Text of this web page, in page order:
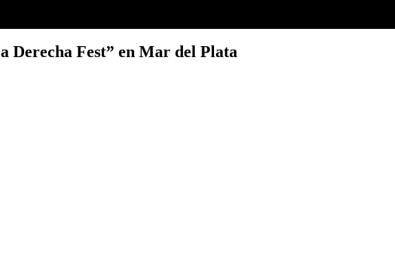
Derecha Fest” en Mar del Plata